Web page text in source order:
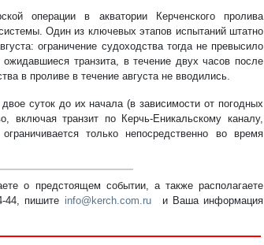
операции в акватории Керченского пролива
Один из ключевых этапов испытаний штатно
ограничение судоходства тогда не превысило
транзита, в течение двух часов после
в проливе в течение августа не вводились.
суток до их начала (в зависимости от погодных
включая транзит по Керчь-Еникальскому каналу,
только непосредственно во время
о предстоящем событии, а также располагаете
44, пишите info@kerch.com.ru и Ваша информация